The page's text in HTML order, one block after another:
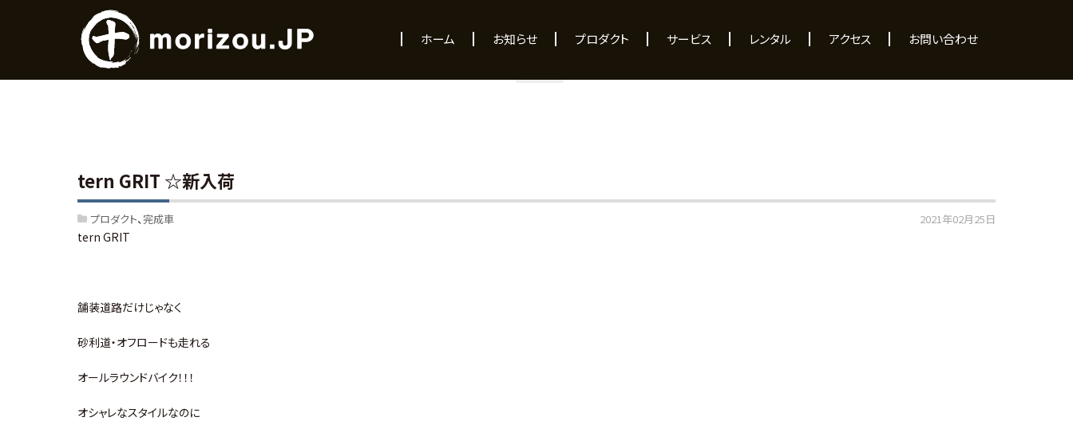
ホーム お知らせ プロダクト サービス レンタル アクセス お問い合わせ
NEWS
tern GRIT ☆新入荷
プロダクト 完成車 2021年02月25日
tern GRIT
舗装道路だけじゃなく
砂利道・オフロードも走れる
オールラウンドバイク！！！
オシャレなスタイルなのに